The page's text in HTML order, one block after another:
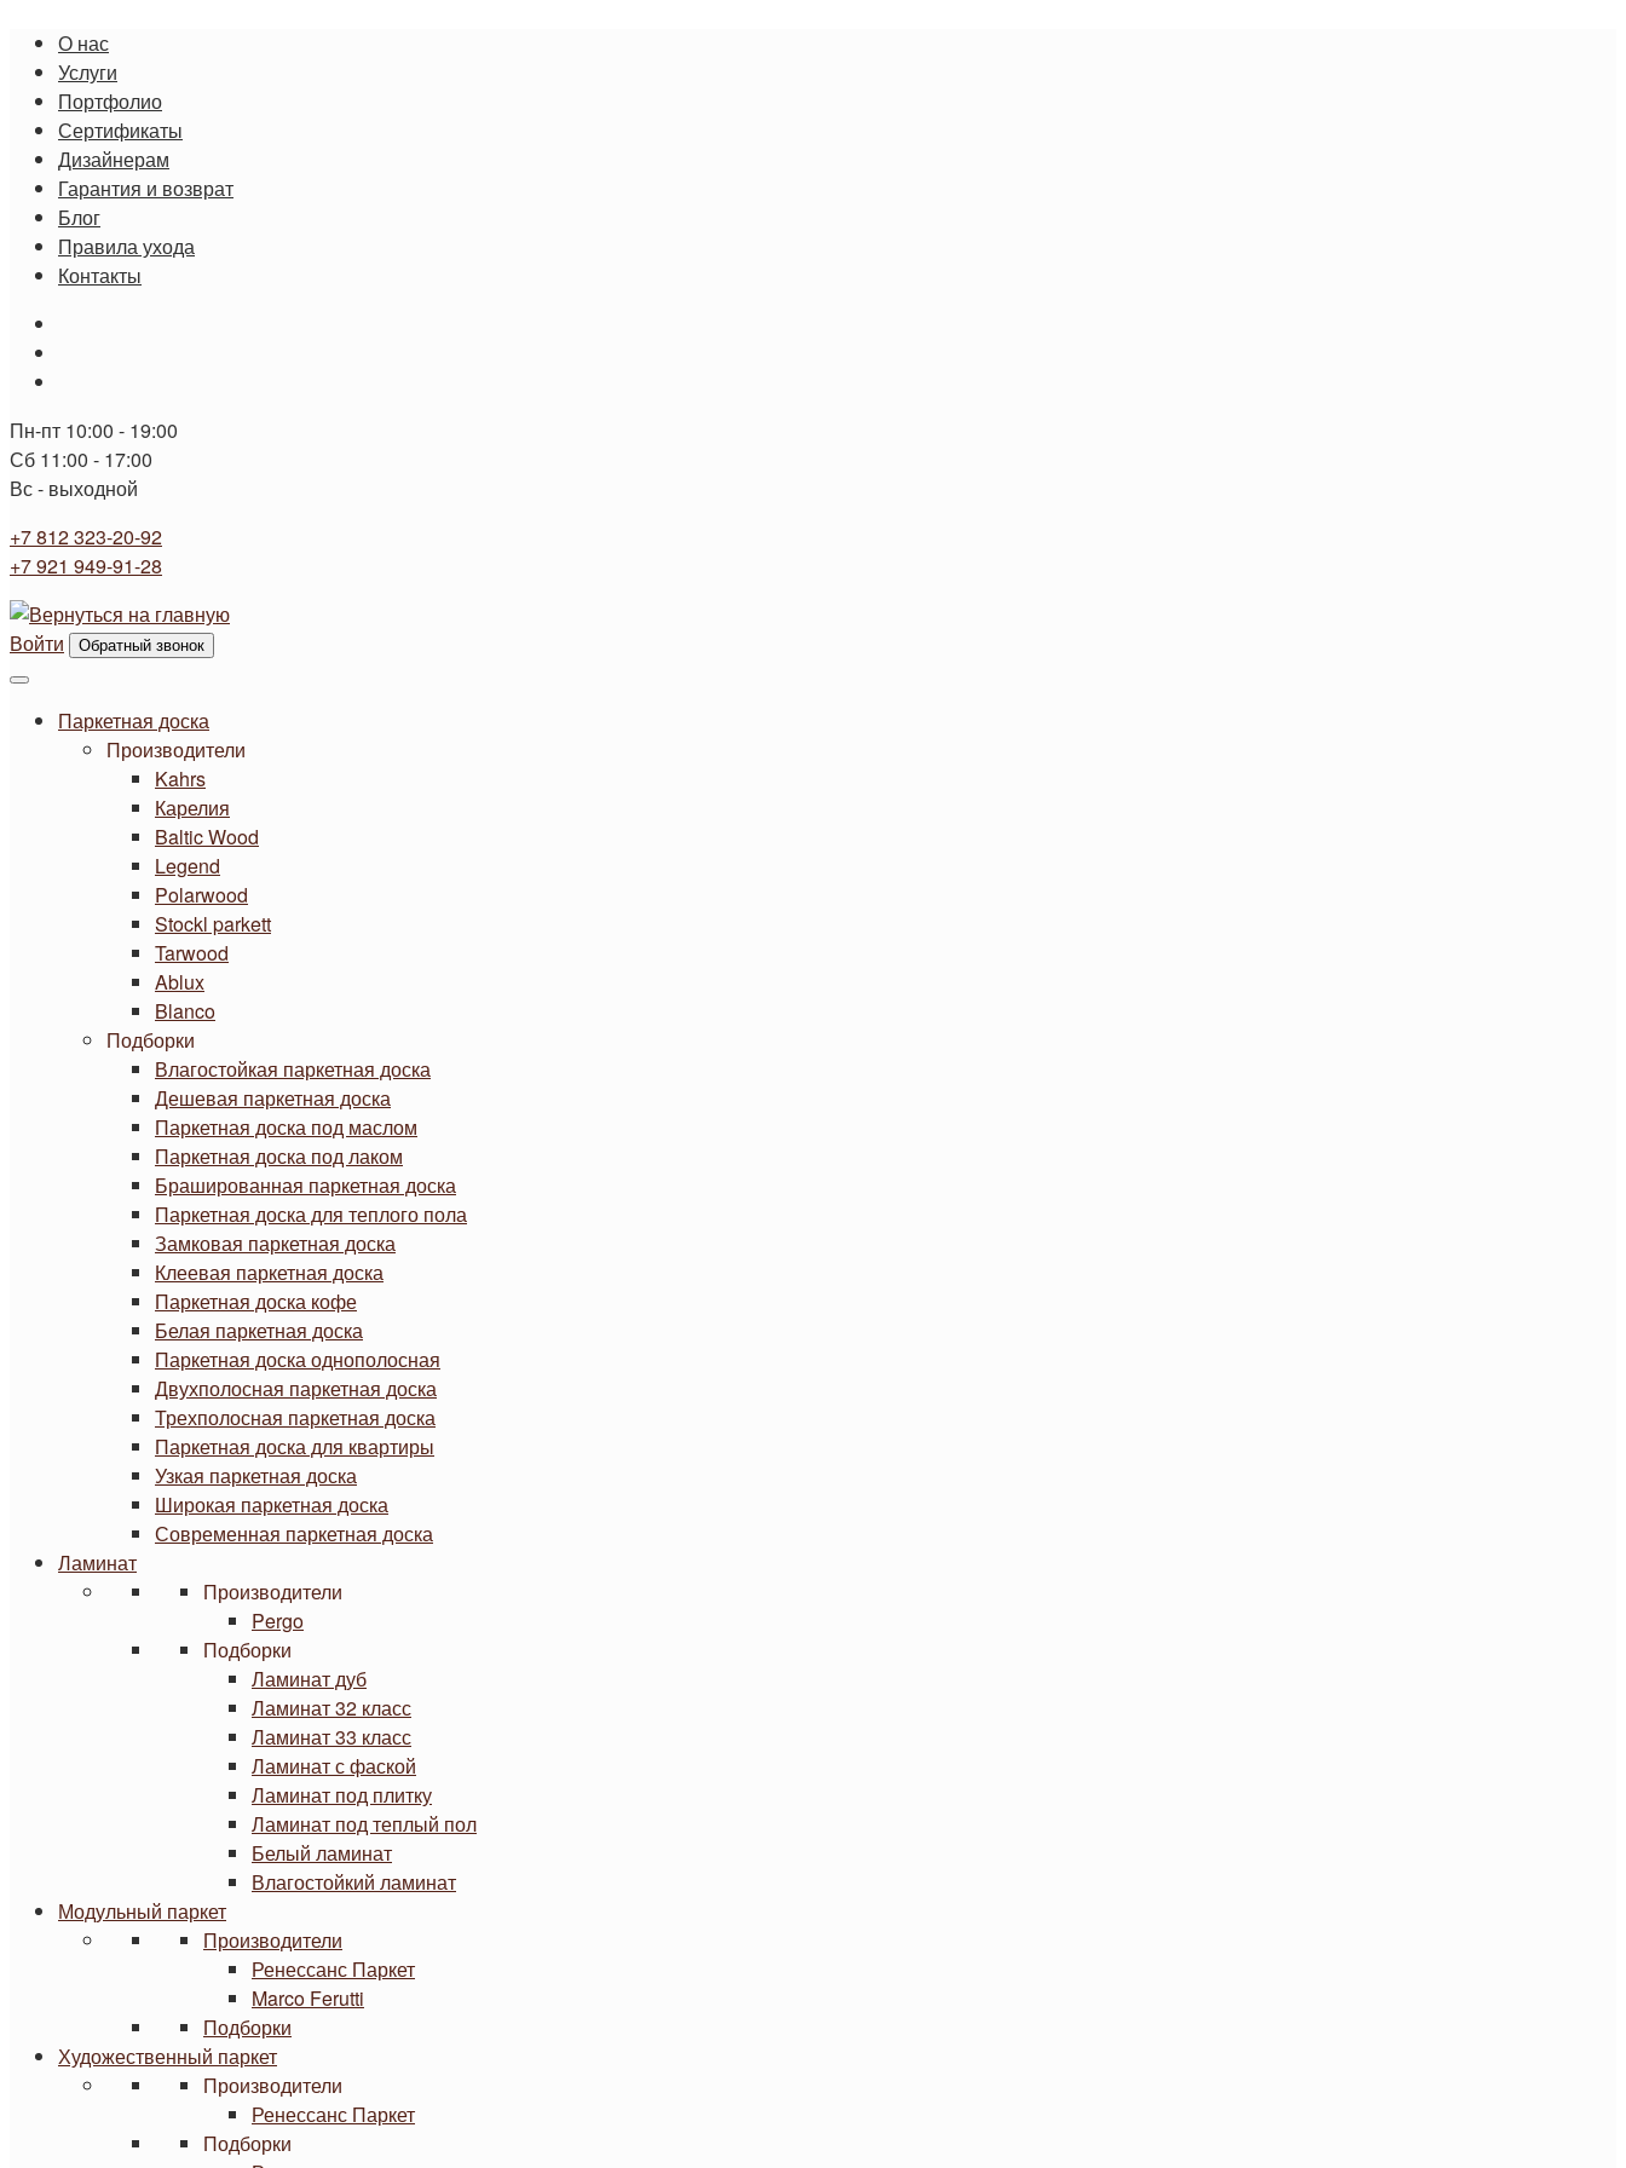
содержимому
О нас
Услуги
Портфолио
Сертификаты
Дизайнерам
Гарантия и возврат
Блог
Правила ухода
Контакты
Пн-пт 10:00 - 19:00
Сб 11:00 - 17:00
Вс - выходной
+7 812 323-20-92
+7 921 949-91-28
Войти Обратный звонок
Паркетная доска
Производители
Kahrs
Карелия
Baltic Wood
Legend
Polarwood
Stockl parkett
Tarwood
Ablux
Blanco
Подборки
Влагостойкая паркетная доска
Дешевая паркетная доска
Паркетная доска под маслом
Паркетная доска под лаком
Брашированная паркетная доска
Паркетная доска для теплого пола
Замковая паркетная доска
Клеевая паркетная доска
Паркетная доска кофе
Белая паркетная доска
Паркетная доска однополосная
Двухполосная паркетная доска
Трехполосная паркетная доска
Паркетная доска для квартиры
Узкая паркетная доска
Широкая паркетная доска
Современная паркетная доска
Ламинат
Производители
Pergo
Подборки
Ламинат дуб
Ламинат 32 класс
Ламинат 33 класс
Ламинат с фаской
Ламинат под плитку
Ламинат под теплый пол
Белый ламинат
Влагостойкий ламинат
Модульный паркет
Производители
Ренессанс Паркет
Marco Ferutti
Подборки
Художественный паркет
Производители
Ренессанс Паркет
Подборки